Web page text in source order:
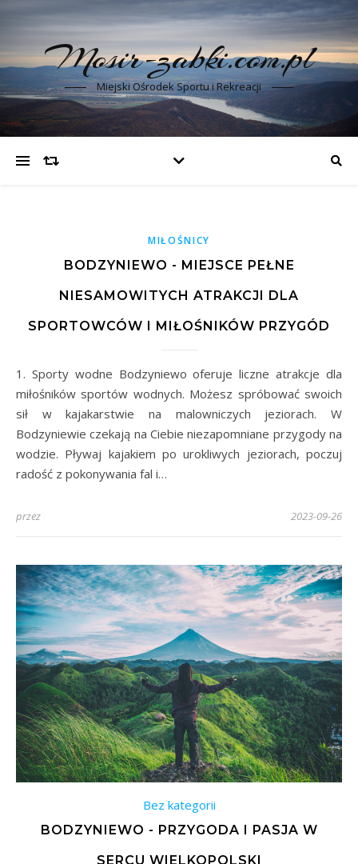
Mosir-zabki.com.pl
Miejski Ośrodek Sportu i Rekreacji
MIŁOŚNICY
BODZYNIEWO - MIEJSCE PEŁNE
NIESAMOWITYCH ATRAKCJI DLA
SPORTOWCÓW I MIŁOŚNIKÓW PRZYGÓD
1. Sporty wodne Bodzyniewo oferuje liczne atrakcje dla
miłośników sportów wodnych. Możesz spróbować swoich
sił w kajakarstwie na malowniczych jeziorach. W
Bodzyniewie czekają na Ciebie niezapomniane przygody na
wodzie. Pływaj kajakiem po urokliwych jeziorach, poczuj
radość z pokonywania fal i…
przez 2023-09-26
Bez kategorii
BODZYNIEWO - PRZYGODA I PASJA W
SERCU WIELKOPOLSKI